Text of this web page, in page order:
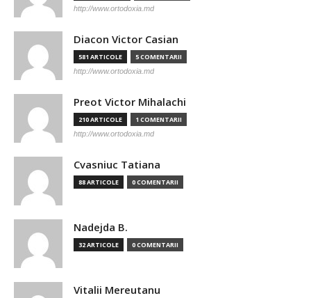
http://www.ortodoxia.md
Diacon Victor Casian
581 ARTICOLE 5 COMENTARII
http://www.ortodoxia.md
Preot Victor Mihalachi
210 ARTICOLE 1 COMENTARII
http://www.ortodoxia.md
Cvasniuc Tatiana
88 ARTICOLE 0 COMENTARII
Nadejda B.
32 ARTICOLE 0 COMENTARII
Vitalii Mereutanu